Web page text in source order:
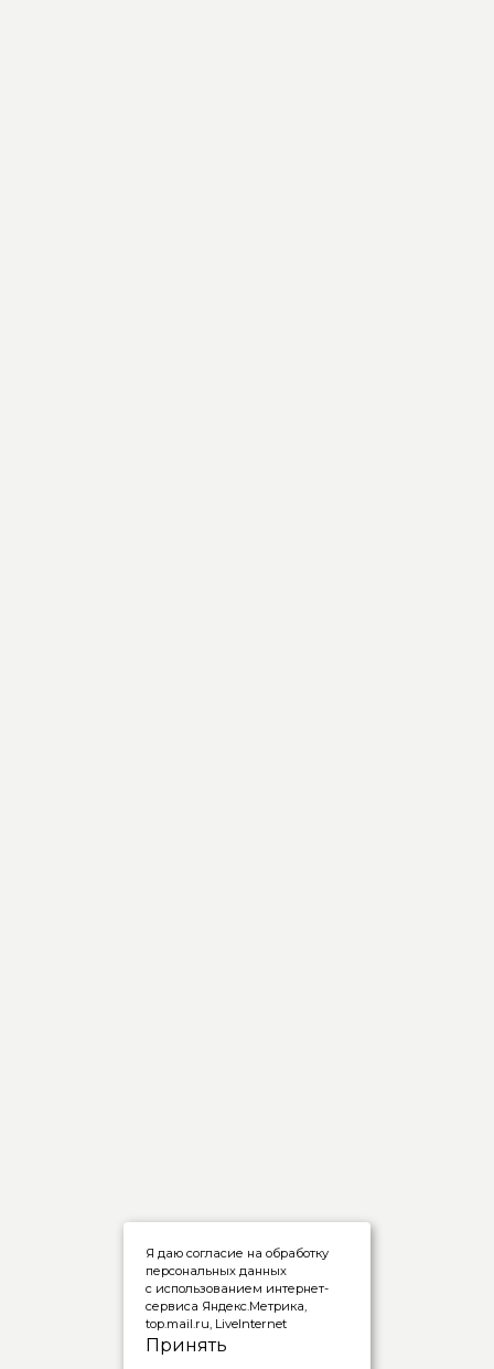
Я даю согласие на обработку
персональных данных
с использованием интернет-
сервиса Яндекс.Метрика,
top.mail.ru, LiveInternet
Принять